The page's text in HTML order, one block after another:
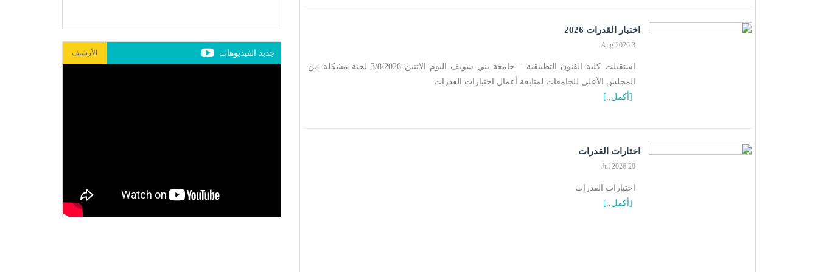
اختبار القدرات 2026
3 Aug 2026
استقبلت كلية الفنون التطبيقية – جامعة بني سويف اليوم الاثنين 3/8/2026 لجنة مشكلة من
المجلس الأعلى للجامعات لمتابعة أعمال اختبارات القدرات
[أكمل..]
اختارات القدرات
28 Jul 2026
اختبارات القدرات
[أكمل..]
جديد الفيديوهات الأرشيف